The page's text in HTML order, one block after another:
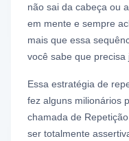
não sai da cabeça ou
em mente e sempre
mais que essa
você sabe que precisa
Essa estratégia de
fez alguns milionários
chamada de
ser totalmente